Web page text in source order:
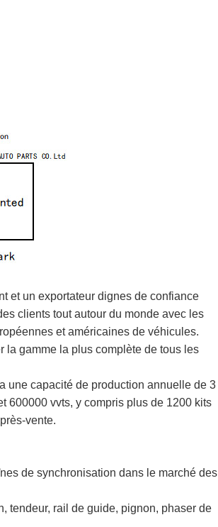
et un exportateur dignes de confiance
clients tout autour du monde avec les
et américaines de véhicules.
la gamme la plus complète de tous les
une capacité de production annuelle de 3
600000 vvts, y compris plus de 1200 kits
vente.
de synchronisation dans le marché des
tendeur, rail de guide, pignon, phaser de